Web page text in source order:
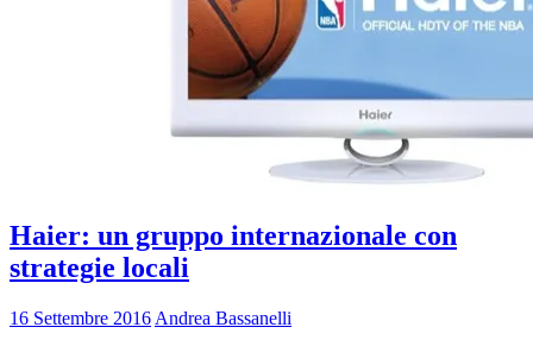
Haier: un gruppo internazionale con
strategie locali
16 Settembre 2016 Andrea Bassanelli